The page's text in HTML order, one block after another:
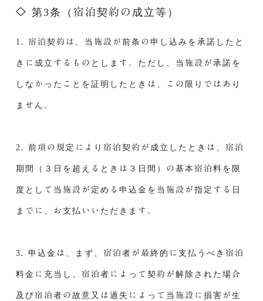
第3条（宿泊契約の成立等）
1. 宿泊契約は、当施設が前条の申し込みを承諾したと
きに成立するものとします。ただし、当施設が承諾を
しなかったことを証明したときは、この限りではあり
ません。
2. 前項の規定により宿泊契約が成立したときは、宿泊
期間（３日を超えるときは３日間）の基本宿泊料を限
度として当施設が定める申込金を当施設が指定する日
までに、お支払いいただきます。
3. 申込金は、まず、宿泊者が最終的に支払うべき宿泊
料金に充当し、宿泊者によって契約が解除された場合
及び宿泊者の故意又は過失によって当施設に損害が生